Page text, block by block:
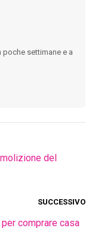
poche settimane e a
del
SUCCESSIVO
comprare casa